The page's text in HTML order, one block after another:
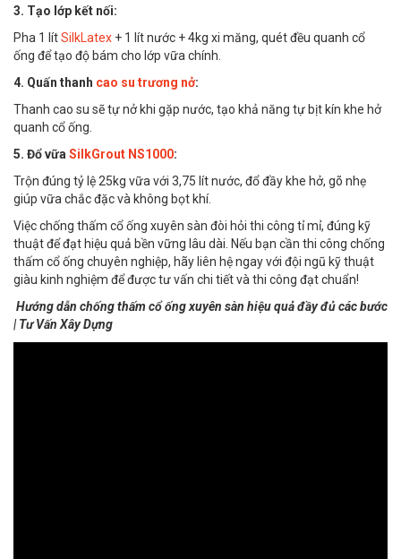
3. Tạo lớp kết nối:
Pha 1 lítSilkLatex + 1 lít nước + 4kg xi măng, quét đều quanh cổ
ống để tạo độ bám cho lớp vữa chính.
4. Quấn thanh cao su trương nở:
Thanh cao su sẽ tự nở khi gặp nước, tạo khả năng tự bịt kín khe hở
quanh cổ ống.
5. Đổ vữa SilkGrout NS1000:
Trộn đúng tỷ lệ 25kg vữa với 3,75 lít nước, đổ đầy khe hở, gõ nhẹ
giúp vữa chắc đặc và không bọt khí.
Việc chống thấm cổ ống xuyên sàn đòi hỏi thi công tỉ mỉ, đúng kỹ
thuật để đạt hiệu quả bền vững lâu dài. Nếu bạn cần thi công chống
thấm cổ ống chuyên nghiệp, hãy liên hệ ngay với đội ngũ kỹ thuật
giàu kinh nghiệm để được tư vấn chi tiết và thi công đạt chuẩn!
Hướng dẫn chống thấm cổ ống xuyên sàn hiệu quả đầy đủ các bước
| Tư Vấn Xây Dựng